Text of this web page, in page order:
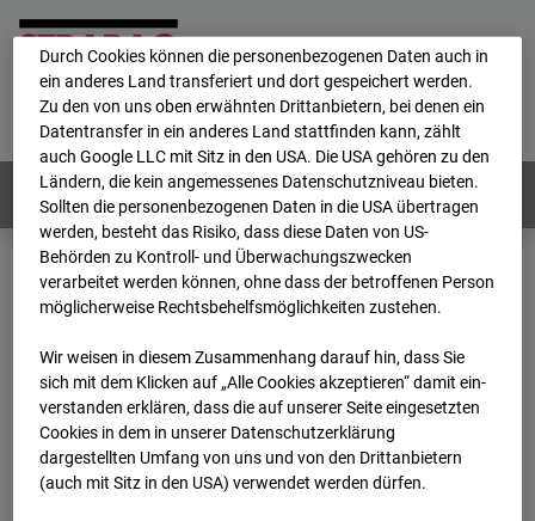
Home E-Mail Impressum
Login
Deutsch / English
Webcams: Alle Länder
Home
Deutschland
BC-186 - BV-Lübbenau Nordkopf
Archiv
2026
07 08 07:30
BC-186 - BV-Lübbenau
Nordkopf
Durch Cookies können die personenbezogenen Daten auch in
ein anderes Land transferiert und dort gespeichert werden.
Zu den von uns oben erwähnten Drittanbietern, bei denen ein
Datentransfer in ein anderes Land stattfinden kann, zählt
auch Google LLC mit Sitz in den USA. Die USA gehören zu den
Ländern, die kein angemessenes Datenschutzniveau bieten.
Sollten die personenbezogenen Daten in die USA übertragen
werden, besteht das Risiko, dass diese Daten von US-
Behörden zu Kontroll- und Überwachungszwecken
verarbeitet werden können, ohne dass der betroffenen Person
möglicherweise Rechtsbehelfsmöglichkeiten zustehen.
Wir weisen in diesem Zusammenhang darauf hin, dass Sie
sich mit dem Klicken auf „Alle Cookies akzeptieren“ damit ein­
ver­standen erklären, dass die auf unserer Seite eingesetzten
Cookies in dem in unserer Datenschutzerklärung
dargestellten Umfang von uns und von den Drittanbietern
(auch mit Sitz in den USA) verwendet werden dürfen.